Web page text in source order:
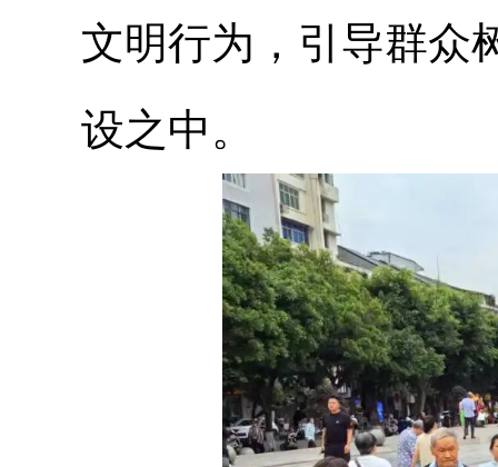
文明行为，引导群众
设之中。